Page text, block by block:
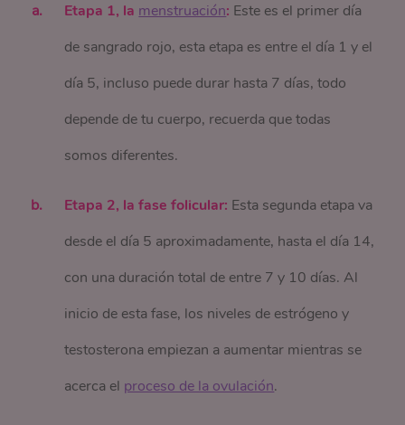
Etapa 1, la menstruación: Este es el primer día
de sangrado rojo, esta etapa es entre el día 1 y el
día 5, incluso puede durar hasta 7 días, todo
depende de tu cuerpo, recuerda que todas
somos diferentes.
Etapa 2, la fase folicular: Esta segunda etapa va
desde el día 5 aproximadamente, hasta el día 14,
con una duración total de entre 7 y 10 días. Al
inicio de esta fase, los niveles de estrógeno y
testosterona empiezan a aumentar mientras se
acerca el proceso de la ovulación.